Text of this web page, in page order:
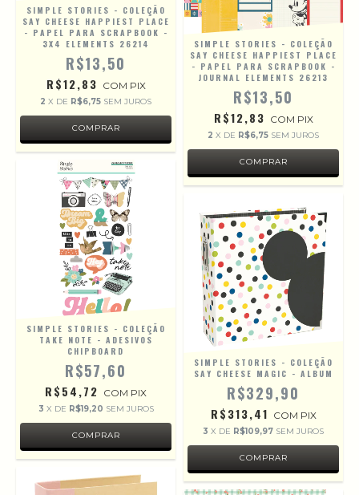
SIMPLE STORIES - COLEÇÃO
SAY CHEESE HAPPIEST PLACE
- PAPEL PARA SCRAPBOOK -
3X4 ELEMENTS 26214
R$13,50
R$12,83 COM PIX
2 X DE R$6,75 SEM JUROS
SIMPLE STORIES - COLEÇÃO
SAY CHEESE HAPPIEST PLACE
- PAPEL PARA SCRAPBOOK -
JOURNAL ELEMENTS 26213
R$13,50
R$12,83 COM PIX
2 X DE R$6,75 SEM JUROS
SIMPLE STORIES - COLEÇÃO
TAKE NOTE - ADESIVOS
CHIPBOARD
R$57,60
R$54,72 COM PIX
3 X DE R$19,20 SEM JUROS
SIMPLE STORIES - COLEÇÃO
SAY CHEESE MAGIC - ALBUM
R$329,90
R$313,41 COM PIX
3 X DE R$109,97 SEM JUROS